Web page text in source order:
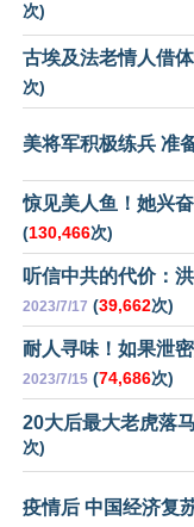
次)
古埃及法老情人借
次)
美将军积极练兵 准
惊见美人鱼！她兴
(130,466次)
听信中共的代价：
2023/7/17 (39,662次)
耐人寻味！如果泄
2023/7/15 (74,686次)
20大后最大老虎落
次)
疫情后 中国经济复